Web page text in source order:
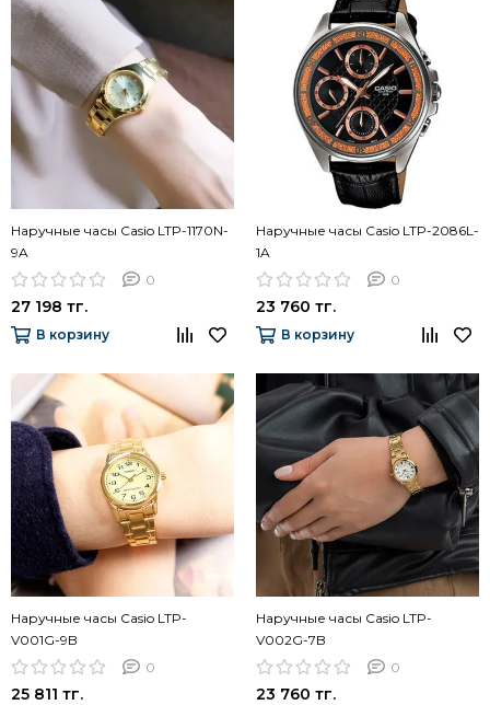
Наручные часы Casio LTP-1170N-
9A
0
27 198 тг.
В корзину
Наручные часы Casio LTP-2086L-
1A
0
23 760 тг.
В корзину
Наручные часы Casio LTP-
V001G-9B
0
25 811 тг.
Наручные часы Casio LTP-
V002G-7B
0
23 760 тг.